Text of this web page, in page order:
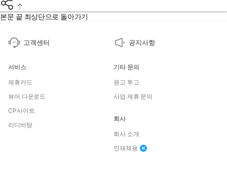
본문 끝 최상단으로 돌아가기
고객센터 공지사항
서비스
제휴카드
뷰어 다운로드
CP사이트
리디바탕
기타 문의
원고 투고
사업 제휴 문의
회사
회사 소개
인재채용